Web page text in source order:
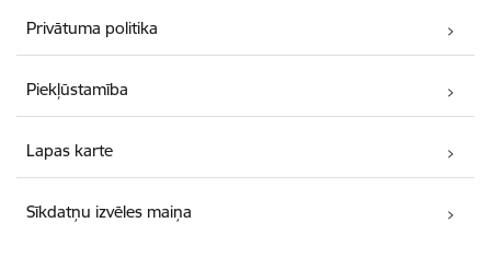
Privātuma politika
Piekļūstamība
Lapas karte
Sīkdatņu izvēles maiņa